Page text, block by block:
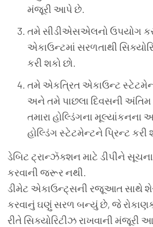
મંજૂરી આપે છે.
તમે સીડીએસએલનો ઉપયોગ
એકાઉન્ટમાં સરળતાથી
કરી શકો છો.
તમે એકત્રિત એકાઉન્ટ
અને તમે પાછલા દિવસની અંતિમ
તમારા હોલ્ડિંગના મૂલ્યાંકનના
હોલ્ડિંગ સ્ટેટમેન્ટને પ્રિન્ટ કરી
ડેબિટ ટ્રાન્ઝૅક્શન માટે ડીપીને સૂચના
કરવાની જરૂરનથી.
ડીમેટ એકાઉન્ટ્સની રજૂઆત સાથે
કરવાનું ઘણું સરળ બન્યું છે, જે
રીતે સિક્યોરિટીઝ રાખવાની મંજૂરી